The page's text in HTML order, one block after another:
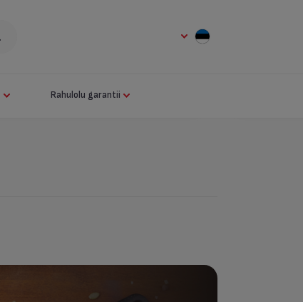
Rahulolu garantii